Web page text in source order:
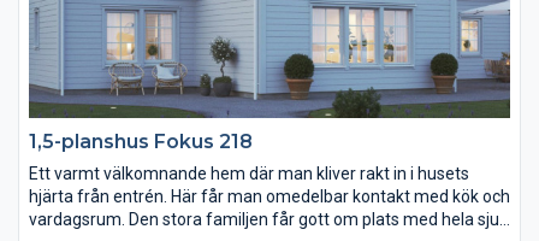
1,5-planshus Fokus 218
Ett varmt välkomnande hem där man kliver rakt in i husets
hjärta från entrén. Här får man omedelbar kontakt med kök och
vardagsrum. Den stora familjen får gott om plats med hela sju